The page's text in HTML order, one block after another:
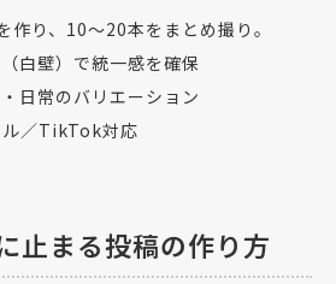
作り、10〜20本をまとめ撮り。
白壁）で統一感を確保
日常のバリエーション
／TikTok対応
止まる投稿の作り方